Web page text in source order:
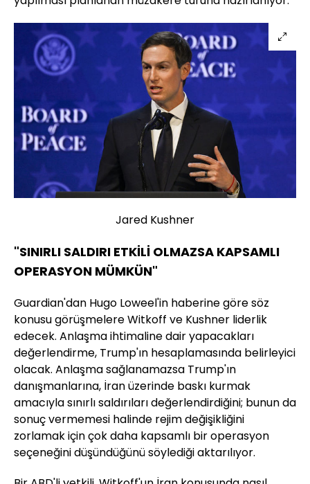
Jared Kushner
"SINIRLI SALDIRI ETKİLİ OLMAZSA KAPSAMLI
OPERASYON MÜMKÜN"
Guardian'dan Hugo Loweel'in haberine göre söz
konusu görüşmelere Witkoff ve Kushner liderlik
edecek. Anlaşma ihtimaline dair yapacakları
değerlendirme, Trump'ın hesaplamasında belirleyici
olacak. Anlaşma sağlanamazsa Trump'ın
danışmanlarına, İran üzerinde baskı kurmak
amacıyla sınırlı saldırıları değerlendirdiğini; bunun da
sonuç vermemesi halinde rejim değişikliğini
zorlamak için çok daha kapsamlı bir operasyon
seçeneğini düşündüğünü söylediği aktarılıyor.